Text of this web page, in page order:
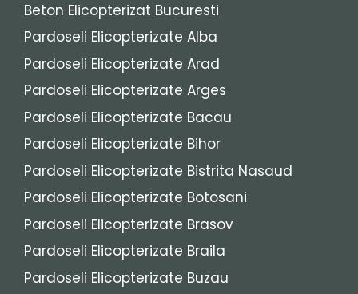
Beton Elicopterizat Bucuresti
Pardoseli Elicopterizate Alba
Pardoseli Elicopterizate Arad
Pardoseli Elicopterizate Arges
Pardoseli Elicopterizate Bacau
Pardoseli Elicopterizate Bihor
Pardoseli Elicopterizate Bistrita Nasaud
Pardoseli Elicopterizate Botosani
Pardoseli Elicopterizate Brasov
Pardoseli Elicopterizate Braila
Pardoseli Elicopterizate Buzau